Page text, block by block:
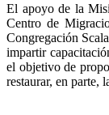
El apoyo de la
Centro de
Congregación
impartir
el objetivo de
restaurar, en parte,